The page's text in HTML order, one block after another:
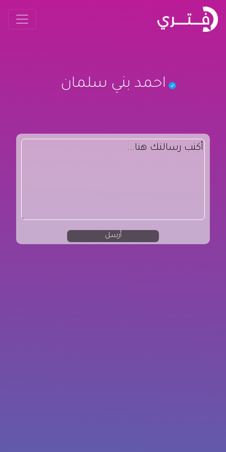
احمد بني سلمان